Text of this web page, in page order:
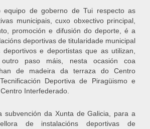
de goberno de Tui respecto as
municipais, cuxo obxectivo principal,
promoción e difusión do deporte, é a
deportivas de titularidade municipal
e deportistas que as utilizan,
paso máis, nesta ocasión coa
de madeira da terraza do Centro
Deportiva de Piragüismo e
Interfederado.
subvención da Xunta de Galicia, para a
de instalacións deportivas de